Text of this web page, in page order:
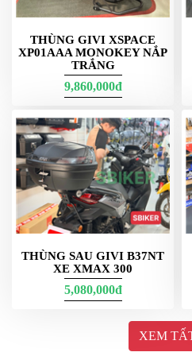
Các bạn công an đồng phục
Dung tích rộng rãi và khả năng
Thùng nhôm GIVI được thiết kế
cho phép bạn mang theo đủ các
dài ngày. Với các ngăn chứa linh
chia hành lý và bảo vệ các món đồ
điện tử hay quần áo không bị ướt.
cùng bạn bè, thùng nhôm GIVI
THÙNG GIVI XSPACE
XP01AAA MONOKEY NẮP
TRẮNG
9,860,000đ
THÙNG SAU GIVI B37NT
XE XMAX 300
5,080,000đ
XEM